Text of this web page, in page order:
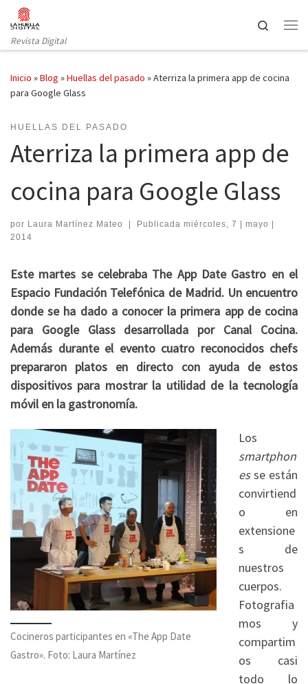
Saltar al contenido
Revista Digital
Search
Inicio »Blog »Huellas del pasado »Aterriza la primera app de cocina
para Google Glass
HUELLAS DEL PASADO
Aterriza la primera app de
cocina para Google Glass
por Laura Martínez Mateo | Publicada miércoles, 7 | mayo |
2014
Este martes se celebraba The App Date Gastro en el
Espacio Fundación Telefónica de Madrid. Un encuentro
donde se ha dado a conocer la primera app de cocina
para Google Glass desarrollada por Canal Cocina.
Además durante el evento cuatro reconocidos chefs
prepararon platos en directo con ayuda de estos
dispositivos para mostrar la utilidad de la tecnología
móvil en la gastronomía.
Cocineros participantes en «The App Date
Gastro». Foto: Laura Martínez
Los
smartphon
esse están
convirtiend
o en
extensione
s de
nuestros
cuerpos.
Fotografia
mos y
compartim
os casi
todo lo